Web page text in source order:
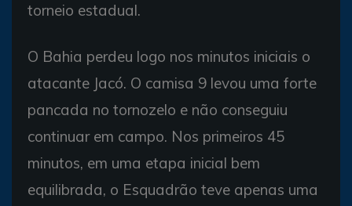
torneio estadual.
O Bahia perdeu logo nos minutos iniciais o
atacante Jacó. O camisa 9 levou uma forte
pancada no tornozelo e não conseguiu
continuar em campo. Nos primeiros 45
minutos, em uma etapa inicial bem
equilibrada, o Esquadrão teve apenas uma